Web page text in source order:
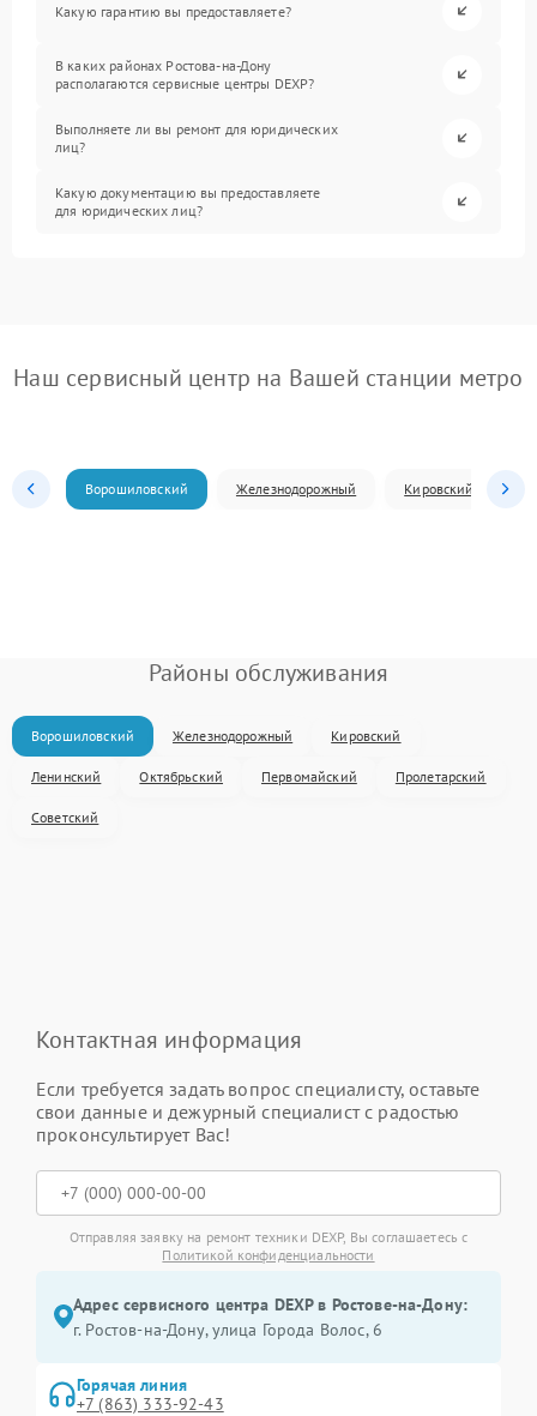
Какую гарантию вы предоставляете?
В каких районах Ростова-на-Дону
располагаются сервисные центры DEXP?
Выполняете ли вы ремонт для юридических
лиц?
Какую документацию вы предоставляете
для юридических лиц?
Наш сервисный центр на Вашей станции метро
Ворошиловский Железнодорожный Кировский
Районы обслуживания
Ворошиловский Железнодорожный Кировский
Ленинский Октябрьский Первомайский Пролетарский
Советский
Контактная информация
Если требуется задать вопрос специалисту, оставьте
свои данные и дежурный специалист с радостью
проконсультирует Вас!
Отправляя заявку на ремонт техники DEXP, Вы соглашаетесь с
Политикой конфиденциальности
Адрес сервисного центра DEXP в Ростове-на-Дону:
г. Ростов-на-Дону, улица Города Волос, 6
Горячая линия
+7 (863) 333-92-43